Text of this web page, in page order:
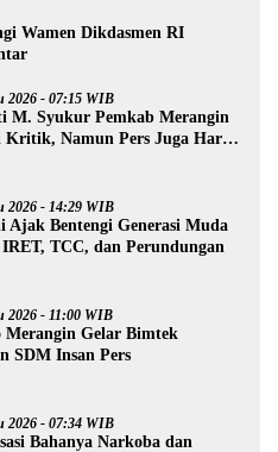
Wamen Dikdasmen RI
2026 - 07:15 WIB
M. Syukur Pemkab Merangin
Kritik, Namun Pers Juga Harus
2026 - 14:29 WIB
Ajak Bentengi Generasi Muda
TCC, dan Perundungan
2026 - 11:00 WIB
Merangin Gelar Bimtek
SDM Insan Pers
2026 - 07:34 WIB
Bahanya Narkoba dan